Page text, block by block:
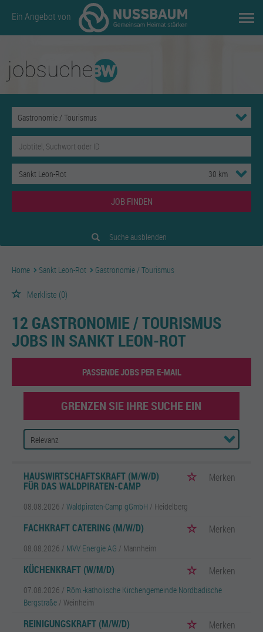
Ein Angebot von
JOB FINDEN
Suche ausblenden
Home Sankt Leon-Rot Gastronomie / Tourismus
Merkliste (0)
12 GASTRONOMIE / TOURISMUS
JOBS IN SANKT LEON-ROT
PASSENDE JOBS PER E-MAIL
GRENZEN SIE IHRE SUCHE EIN
HAUSWIRTSCHAFTSKRAFT (M/W/D)
FÜR DAS WALDPIRATEN-CAMP
Merken
08.08.2026 / Waldpiraten-Camp gGmbH / Heidelberg
FACHKRAFT CATERING (M/W/D) Merken
08.08.2026 / MVV Energie AG / Mannheim
KÜCHENKRAFT (W/M/D) Merken
07.08.2026 / Röm.-katholische Kirchengemeinde Nordbadische
Bergstraße / Weinheim
REINIGUNGSKRAFT (M/W/D) Merken